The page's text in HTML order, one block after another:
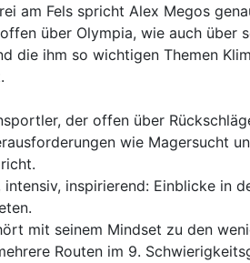
am Fels spricht Alex Megos
über Olympia, wie auch über
die ihm so wichtigen Themen
der offen über
wie Magersucht
inspirierend: Einblicke in
mit seinem Mindset zu den
Routen im 9.